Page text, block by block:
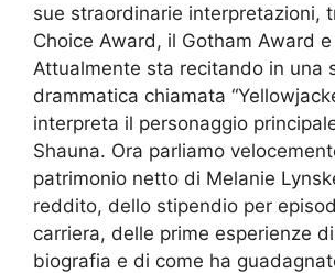
sue straordinarie interpretazioni,
Choice Award, il Gotham Award
Attualmente sta recitando in una
drammatica chiamata
interpreta il personaggio
Shauna. Ora parliamo
patrimonio netto di Melanie
reddito, dello stipendio per
carriera, delle prime esperienze
biografia e di come ha